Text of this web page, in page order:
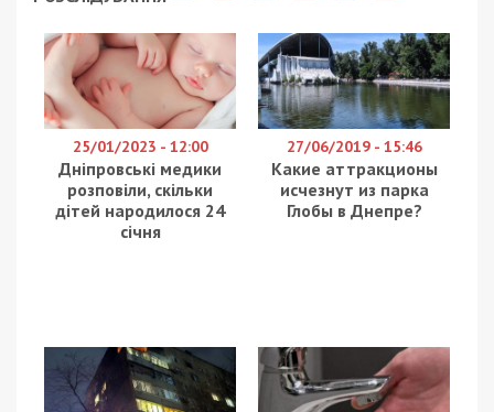
повідомляє49000з посиланням на
Дніпропетровську ОВА.